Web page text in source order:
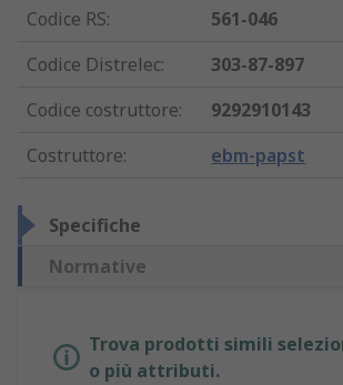
Codice RS:
561-046
Codice Distrelec:
303-87-897
Codice costruttore:
9292910143
Costruttore: ebm-papst
Specifiche
Normative
Trova prodotti simili
o più attributi.